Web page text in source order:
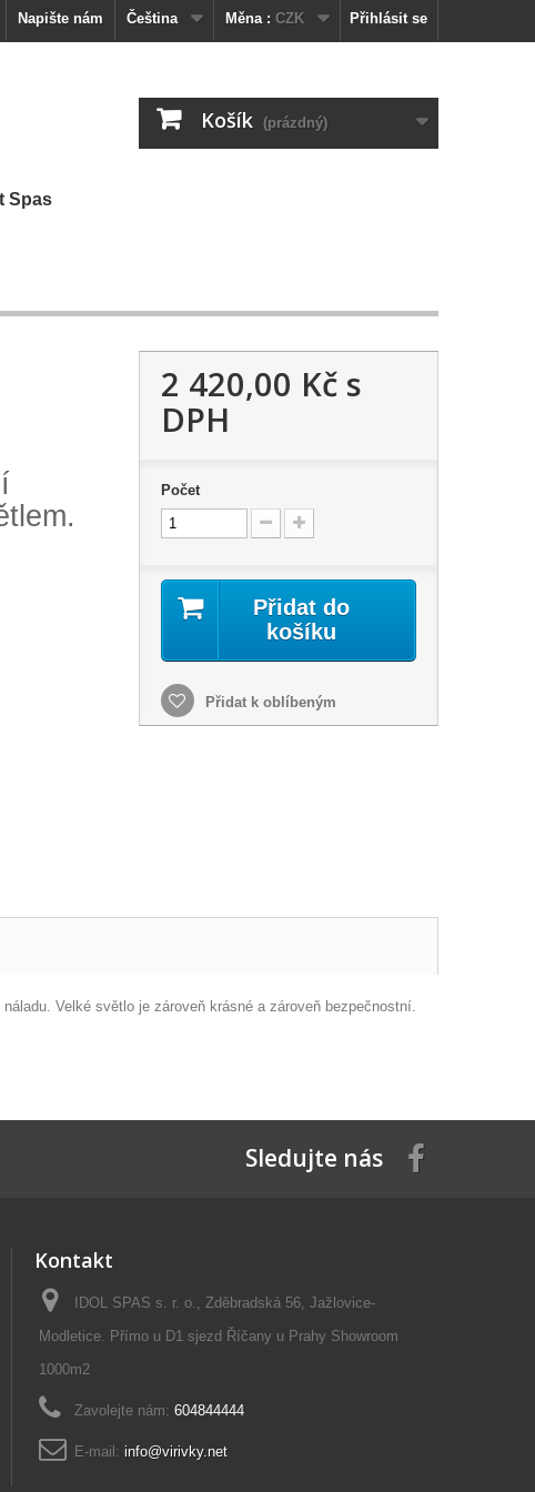
Přihlásit se
Měna : CZK
Čeština
Napište nám
Košík (prázdný)
Spas
2 420,00 Kčs
DPH
Počet
Přidat do
košíku
Přidat k oblíbeným
Velké světlo je zároveň krásné a zároveň bezpečnostní.
Sledujte nás
Kontakt
IDOL SPAS s. r. o., Zděbradská 56, Jažlovice-
Modletice. Přímo u D1 sjezd Říčany u Prahy Showroom
1000m2
Zavolejte nám: 604844444
E-mail: info@virivky.net